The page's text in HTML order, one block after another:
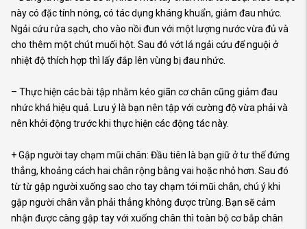
này có đặc tính nóng, có tác dụng kháng khuẩn, giảm đau nhức.
Ngải cứu rửa sạch, cho vào nồi đun với một lượng nước vừa đủ và
cho thêm một chút muối hột. Sau đó vớt lá ngải cứu để nguội ở
nhiệt độ thích hợp thì lấy đắp lên vùng bị đau nhức.
– Thực hiện các bài tập nhằm kéo giãn cơ chân cũng giảm đau
nhức khá hiệu quả. Lưu ý là bạn nên tập với cường độ vừa phải và
nên khởi động trước khi thực hiện các động tác này.
+ Gập người tay chạm mũi chân: Đầu tiên là bạn giữ ở tư thế đứng
thẳng, khoảng cách hai chân rộng bằng vai hoặc nhỏ hơn. Sau đó
từ từ gập người xuống sao cho tay chạm tới mũi chân, chú ý khi
gập người chân vẫn phải thẳng không được trùng. Bạn sẽ cảm
nhận được càng gập tay với xuống chân thì toàn bộ cơ bắp chân